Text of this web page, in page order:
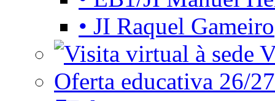
• JI Raquel Gameiro
Oferta educativa 26/27